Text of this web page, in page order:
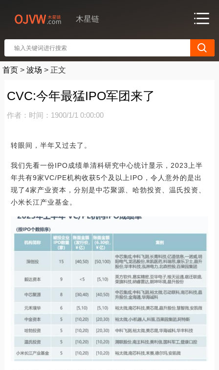
木星链
首页 > 波场 > 正文
CVC:今年最猛IPO军团来了
作者： 时间：1900/1/1 0:00:00
转眼间，半年又过去了。
我们先看一份IPO成绩单清科研究中心统计显示，2023上半
年共有9家VC/PE机构收获5个及以上IPO，令人意外的是出
现了4家产业资本，分别是中芯聚源、哈勃投资、温氏投资、
小米长江产业基金。